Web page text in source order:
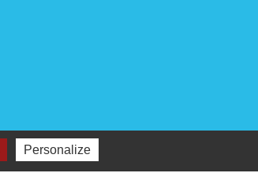
Personalize